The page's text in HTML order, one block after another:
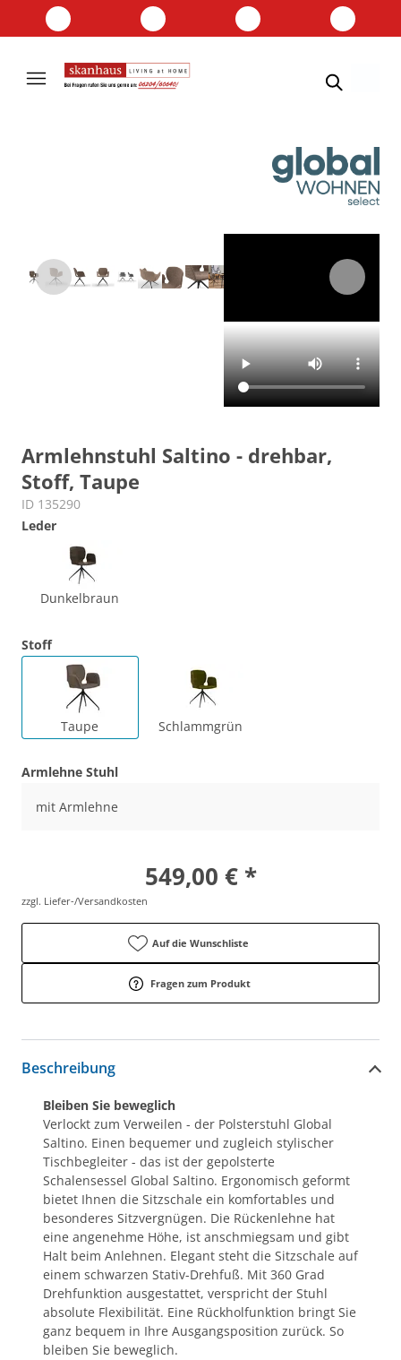
Armlehnstuhl Saltino - drehbar,
Stoff, Taupe
ID 135290
Leder
Dunkelbraun
Stoff
Taupe Schlammgrün
Armlehne Stuhl
mit Armlehne
549,00 € *
zzgl. Liefer-/Versandkosten
Auf die Wunschliste
Fragen zum Produkt
Beschreibung
Bleiben Sie beweglich
Verlockt zum Verweilen - der Polsterstuhl Global
Saltino. Einen bequemer und zugleich stylischer
Tischbegleiter - das ist der gepolsterte
Schalensessel Global Saltino. Ergonomisch geformt
bietet Ihnen die Sitzschale ein komfortables und
besonderes Sitzvergnügen. Die Rückenlehne hat
eine angenehme Höhe, ist anschmiegsam und gibt
Halt beim Anlehnen. Elegant steht die Sitzschale auf
einem schwarzen Stativ-Drehfuß. Mit 360 Grad
Drehfunktion ausgestattet, verspricht der Stuhl
absolute Flexibilität. Eine Rückholfunktion bringt Sie
ganz bequem in Ihre Ausgangsposition zurück. So
bleiben Sie beweglich.